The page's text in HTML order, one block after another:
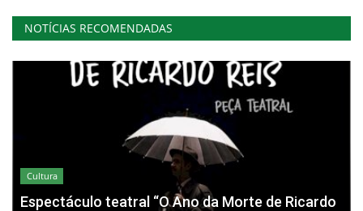
NOTÍCIAS RECOMENDADAS
Cultura
Espectáculo teatral “O Ano da Morte de Ricardo